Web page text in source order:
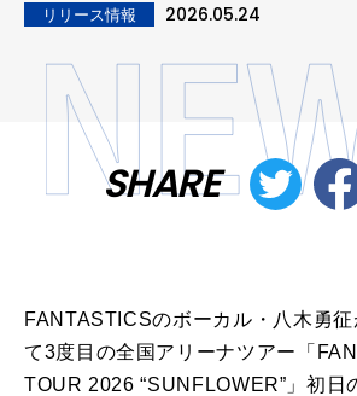
リリース情報 2026.05.24
SHARE
FANTASTICSのボーカル・八木勇
て3度目の全国アリーナツアー「
TOUR 2026 “SUNFLOWER” 」初日